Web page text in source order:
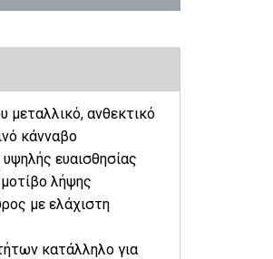
μεταλλικό, ανθεκτικό
κάνναβο
ευαισθησίας
λήψης
με ελάχιστη
κατάλληλο για